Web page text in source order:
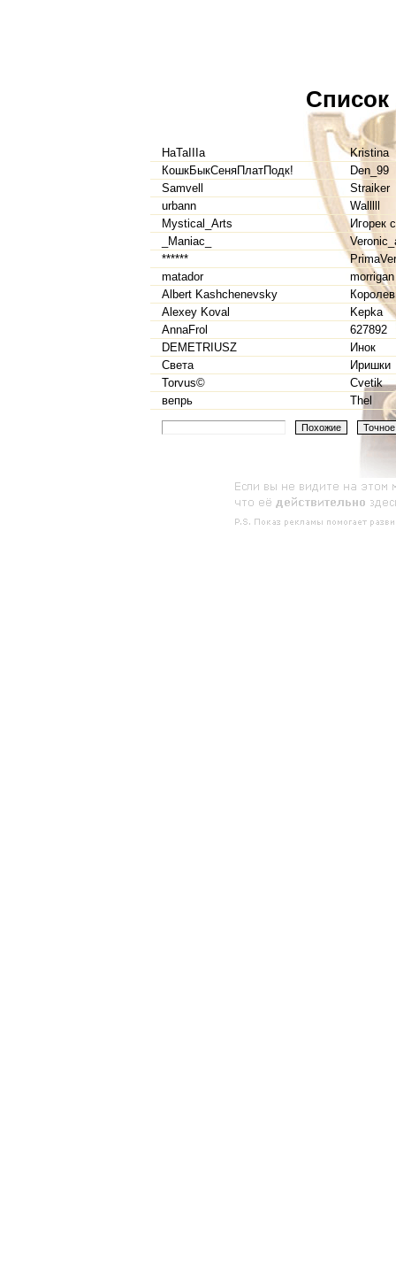
Список
HaTaIIIa
Kristina
КошкБыкСеняПлатПодк!
Den_99
Samvell
Straiker
urbann
Walllll
Mystical_Arts
Игорек
_Maniac_
******
matador
morrigan
Albert Kashchenevsky
Alexey Koval
Kepka
AnnaFrol
627892
DEMETRIUSZ
Инок
Света
Иришки
Torvus©
Cvetik
вепрь
Thel